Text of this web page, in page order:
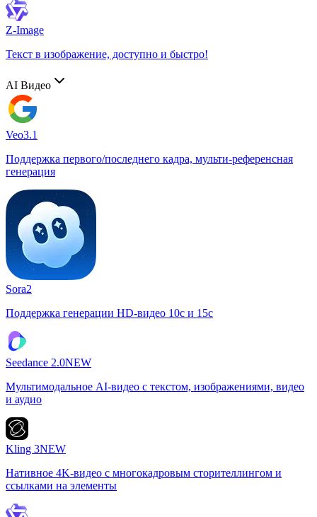
Z-Image
Текст в изображение, доступно и быстро!
AI Видео
Veo3.1
Поддержка первого/последнего кадра, мульти-референсная
генерация
Sora2
Поддержка генерации HD-видео 10с и 15с
Seedance 2.0NEW
Мультимодальное AI-видео с текстом, изображениями, видео
и аудио
Kling 3NEW
Нативное 4K-видео с многокадровым сторителлингом и
ссылками на элементы